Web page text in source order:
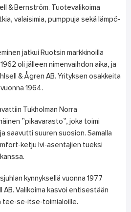
& Bernström. Tuotevalikoima
valaisimia, pumppuja sekä lämpö-
jatkui Ruotsin markkinoilla
oli jälleen nimenvaihdon aika, ja
& Ågren AB. Yrityksen osakkeita
1964.
Tukholman Norra
”pikavarasto”, joka toimi
saavutti suuren suosion. Samalla
ketju lvi-asentajien tueksi
kynnyksellä vuonna 1977
AB. Valikoima kasvoi entisestään
tee-se-itse-toimialoille.